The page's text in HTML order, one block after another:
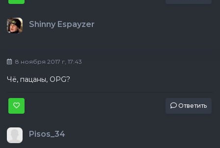
Shinny Espayzer
8 ноября 2017 г, 17:43
Чё, пацаны, OPG?
Ответить
Pisos_34